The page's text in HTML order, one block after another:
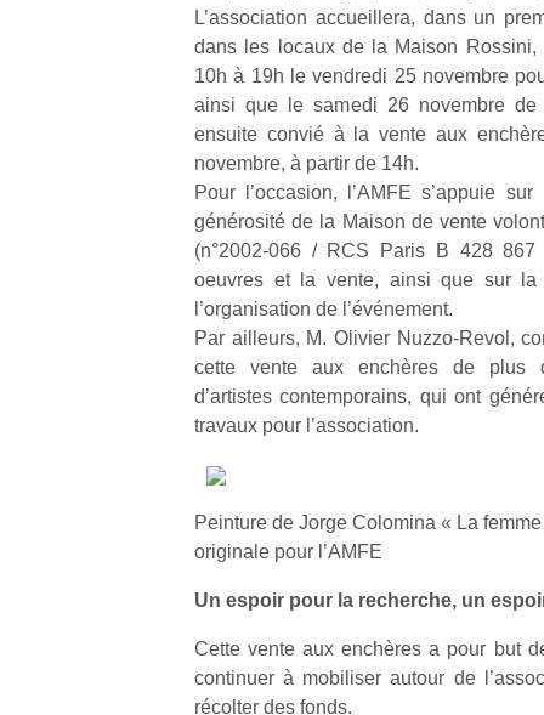
L’association accueillera, dans un
dans les locaux de la Maison
10h à 19h le vendredi 25 novembre
ainsi que le samedi 26 novembre
ensuite convié à la vente aux
novembre, à partir de 14h.
Pour l’occasion, l’AMFE s’appuie
générosité de la Maison de vente
(n°2002-066 / RCS Paris B 428
oeuvres et la vente, ainsi que sur la
l’organisation de l’événement.
Par ailleurs, M. Olivier Nuzzo-Revol,
cette vente aux enchères de plus
d’artistes contemporains, qui ont
travaux pour l’association.
Peinture de Jorge Colomina « La
originale pour l’AMFE
Un espoir pour la recherche, un
Cette vente aux enchères a pour but
continuer à mobiliser autour de
récolter des fonds.